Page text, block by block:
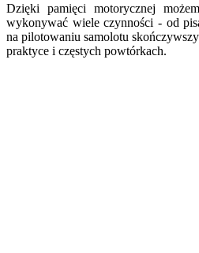
Dzięki pamięci motorycznej
wykonywać wiele czynności - od
na pilotowaniu samolotu
praktyce i częstych powtórkach.